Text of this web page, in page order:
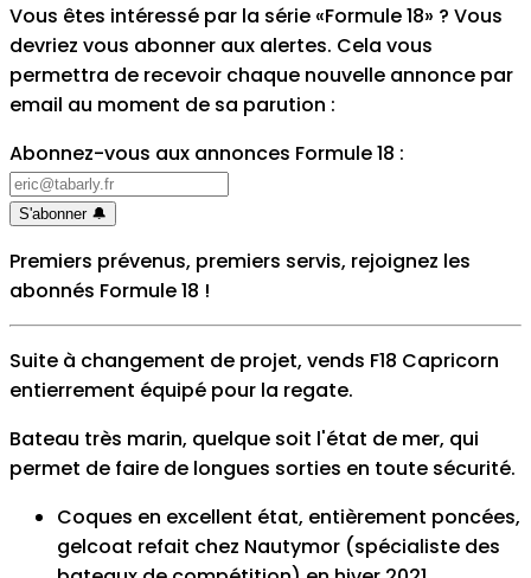
Vous êtes intéressé par la série «Formule 18» ? Vous
devriez vous abonner aux alertes. Cela vous
permettra de recevoir chaque nouvelle annonce par
email au moment de sa parution :
Abonnez-vous aux annonces Formule 18 :
S'abonner 🔔
Premiers prévenus, premiers servis, rejoignez les
abonnés Formule 18 !
Suite à changement de projet, vends F18 Capricorn
entierrement équipé pour la regate.
Bateau très marin, quelque soit l'état de mer, qui
permet de faire de longues sorties en toute sécurité.
Coques en excellent état, entièrement poncées,
gelcoat refait chez Nautymor (spécialiste des